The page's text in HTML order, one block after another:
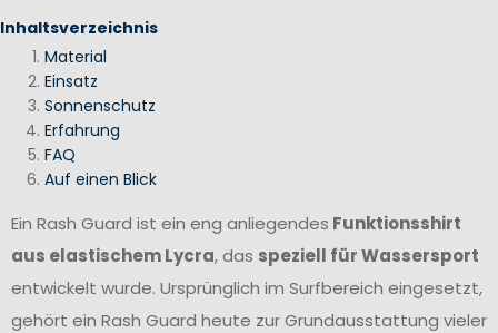
Inhaltsverzeichnis
Material
Einsatz
Sonnenschutz
Erfahrung
FAQ
Auf einen Blick
Ein Rash Guard ist ein eng anliegendes Funktionsshirt
aus elastischem Lycra, das speziell für Wassersport
entwickelt wurde. Ursprünglich im Surfbereich eingesetzt,
gehört ein Rash Guard heute zur Grundausstattung vieler